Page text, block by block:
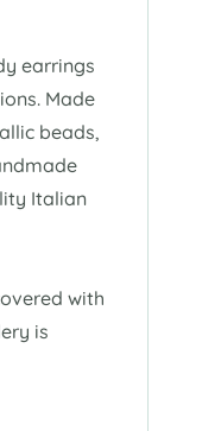
earrings
Made
beads,
Italian
with
is